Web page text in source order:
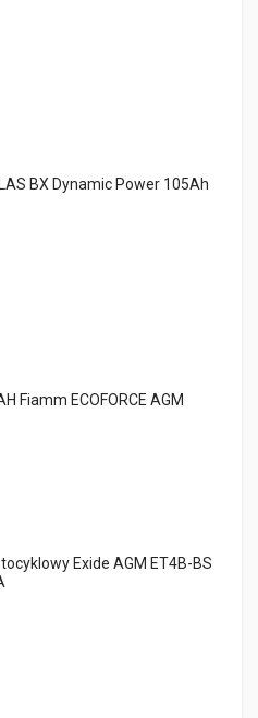
BX Dynamic Power 105Ah
Fiamm ECOFORCE AGM
Exide AGM ET4B-BS